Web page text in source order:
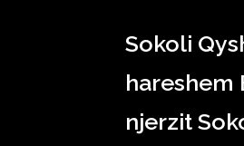
Sokoli
hareshem
njerzit